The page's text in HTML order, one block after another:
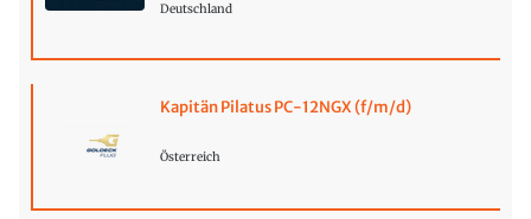
Deutschland
Kapitän Pilatus PC-12NGX (f/m/d)
Österreich